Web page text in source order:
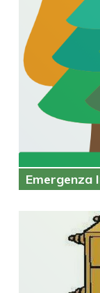
Emergenza